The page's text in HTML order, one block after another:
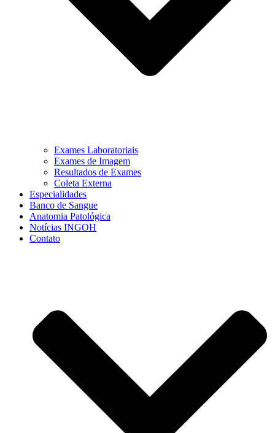
Exames Laboratoriais
Exames de Imagem
Resultados de Exames
Coleta Externa
Especialidades
Banco de Sangue
Anatomia Patológica
Notícias INGOH
Contato